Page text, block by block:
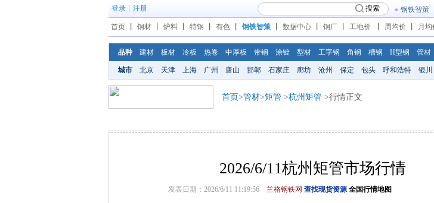
登录 注册 搜索 钢铁智策
首页 钢材 炉料 特钢 有色 钢铁智策 数据中心 钢厂 工地价 周均价 月均
品种 建材 板材 冷板 热卷 中厚板 带钢 涂镀 型材 工字钢 角钢 槽钢 H型钢 管材
城市 北京 天津 上海 广州 唐山 邯郸 石家庄 廊坊 沧州 保定 包头 呼和浩特 银川
首页>管材>矩管 >杭州矩管 >行情正文
2026/6/11杭州矩管市场行情
发表日期：2026/6/11 11:19:56 兰格钢铁网 查找现货资源 全国行情地图